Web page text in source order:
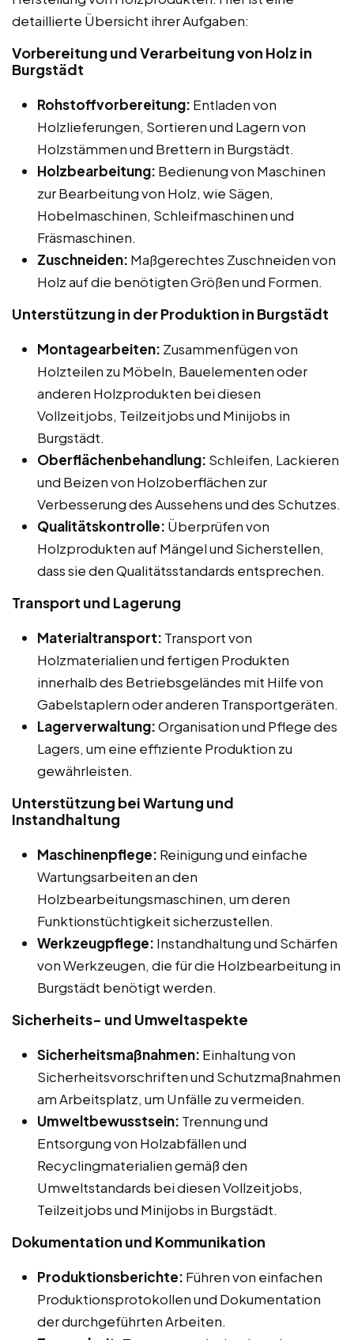
detaillierte Übersicht ihrer Aufgaben:
Vorbereitung und Verarbeitung von Holz in
Burgstädt
Rohstoffvorbereitung: Entladen von
Holzlieferungen, Sortieren und Lagern von
Holzstämmen und Brettern in Burgstädt.
Holzbearbeitung: Bedienung von Maschinen
zur Bearbeitung von Holz, wie Sägen,
Hobelmaschinen, Schleifmaschinen und
Fräsmaschinen.
Zuschneiden: Maßgerechtes Zuschneiden von
Holz auf die benötigten Größen und Formen.
Unterstützung in der Produktion in Burgstädt
Montagearbeiten: Zusammenfügen von
Holzteilen zu Möbeln, Bauelementen oder
anderen Holzprodukten bei diesen
Vollzeitjobs, Teilzeitjobs und Minijobs in
Burgstädt.
Oberflächenbehandlung: Schleifen, Lackieren
und Beizen von Holzoberflächen zur
Verbesserung des Aussehens und des Schutzes.
Qualitätskontrolle: Überprüfen von
Holzprodukten auf Mängel und Sicherstellen,
dass sie den Qualitätsstandards entsprechen.
Transport und Lagerung
Materialtransport: Transport von
Holzmaterialien und fertigen Produkten
innerhalb des Betriebsgeländes mit Hilfe von
Gabelstaplern oder anderen Transportgeräten.
Lagerverwaltung:Organisation und Pflege des
Lagers, um eine effiziente Produktion zu
gewährleisten.
Unterstützung bei Wartung und
Instandhaltung
Maschinenpflege: Reinigung und einfache
Wartungsarbeiten an den
Holzbearbeitungsmaschinen, um deren
Funktionstüchtigkeit sicherzustellen.
Werkzeugpflege: Instandhaltung und Schärfen
von Werkzeugen, die für die Holzbearbeitung in
Burgstädt benötigt werden.
Sicherheits- und Umweltaspekte
Sicherheitsmaßnahmen: Einhaltung von
Sicherheitsvorschriften und Schutzmaßnahmen
am Arbeitsplatz, um Unfälle zu vermeiden.
Umweltbewusstsein: Trennung und
Entsorgung von Holzabfällen und
Recyclingmaterialien gemäß den
Umweltstandards bei diesen Vollzeitjobs,
Teilzeitjobs und Minijobs in Burgstädt.
Dokumentation und Kommunikation
Produktionsberichte: Führen von einfachen
Produktionsprotokollen und Dokumentation
der durchgeführten Arbeiten.